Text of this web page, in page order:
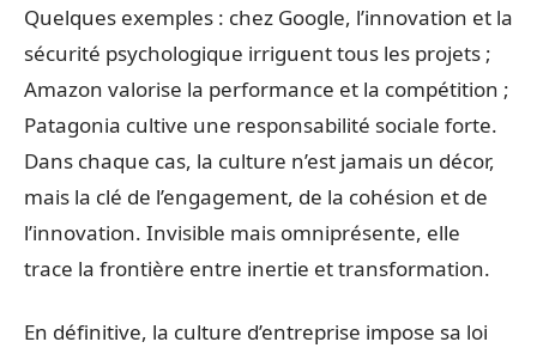
Quelques exemples : chez Google, l’innovation et la
sécurité psychologique irriguent tous les projets ;
Amazon valorise la performance et la compétition ;
Patagonia cultive une responsabilité sociale forte.
Dans chaque cas, la culture n’est jamais un décor,
mais la clé de l’engagement, de la cohésion et de
l’innovation. Invisible mais omniprésente, elle
trace la frontière entre inertie et transformation.
En définitive, la culture d’entreprise impose sa loi